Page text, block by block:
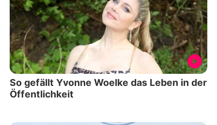
So gefällt Yvonne Woelke das Leben in der
Öffentlichkeit